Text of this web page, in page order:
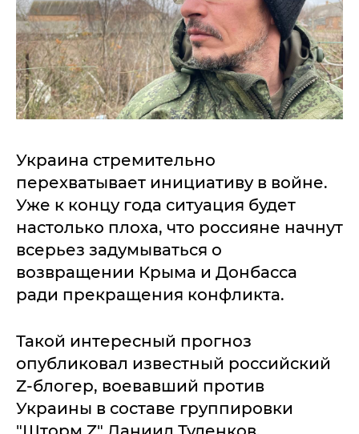
Украина стремительно
перехватывает инициативу в войне.
Уже к концу года ситуация будет
настолько плоха, что россияне начнут
всерьез задумываться о
возвращении Крыма и Донбасса
ради прекращения конфликта.
Такой интересный прогноз
опубликовал известный российский
Z-блогер, воевавший против
Украины в составе группировки